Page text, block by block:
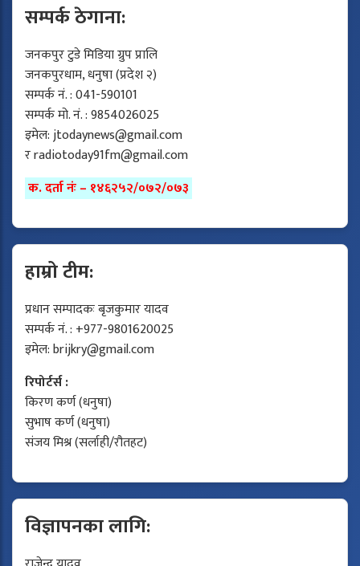
सम्पर्क ठेगाना:
जनकपुर टुडे मिडिया ग्रुप प्रालि
जनकपुरधाम, धनुषा (प्रदेश २)
सम्पर्क नं. : 041-590101
सम्पर्क मो. नं. : 9854026025
इमेल:jtodaynews@gmail.com
रradiotoday91fm@gmail.com
क. दर्ता नंः – १४६२५२/०७२/०७३
हाम्रो टीम:
प्रधान सम्पादकः बृजकुमार यादव
सम्पर्क नं. : +977-9801620025
इमेल:brijkry@gmail.com
रिपोर्टर्स :
किरण कर्ण (धनुषा)
सुभाष कर्ण (धनुषा)
संजय मिश्र (सर्लाही/रौतहट)
विज्ञापनका लागि: